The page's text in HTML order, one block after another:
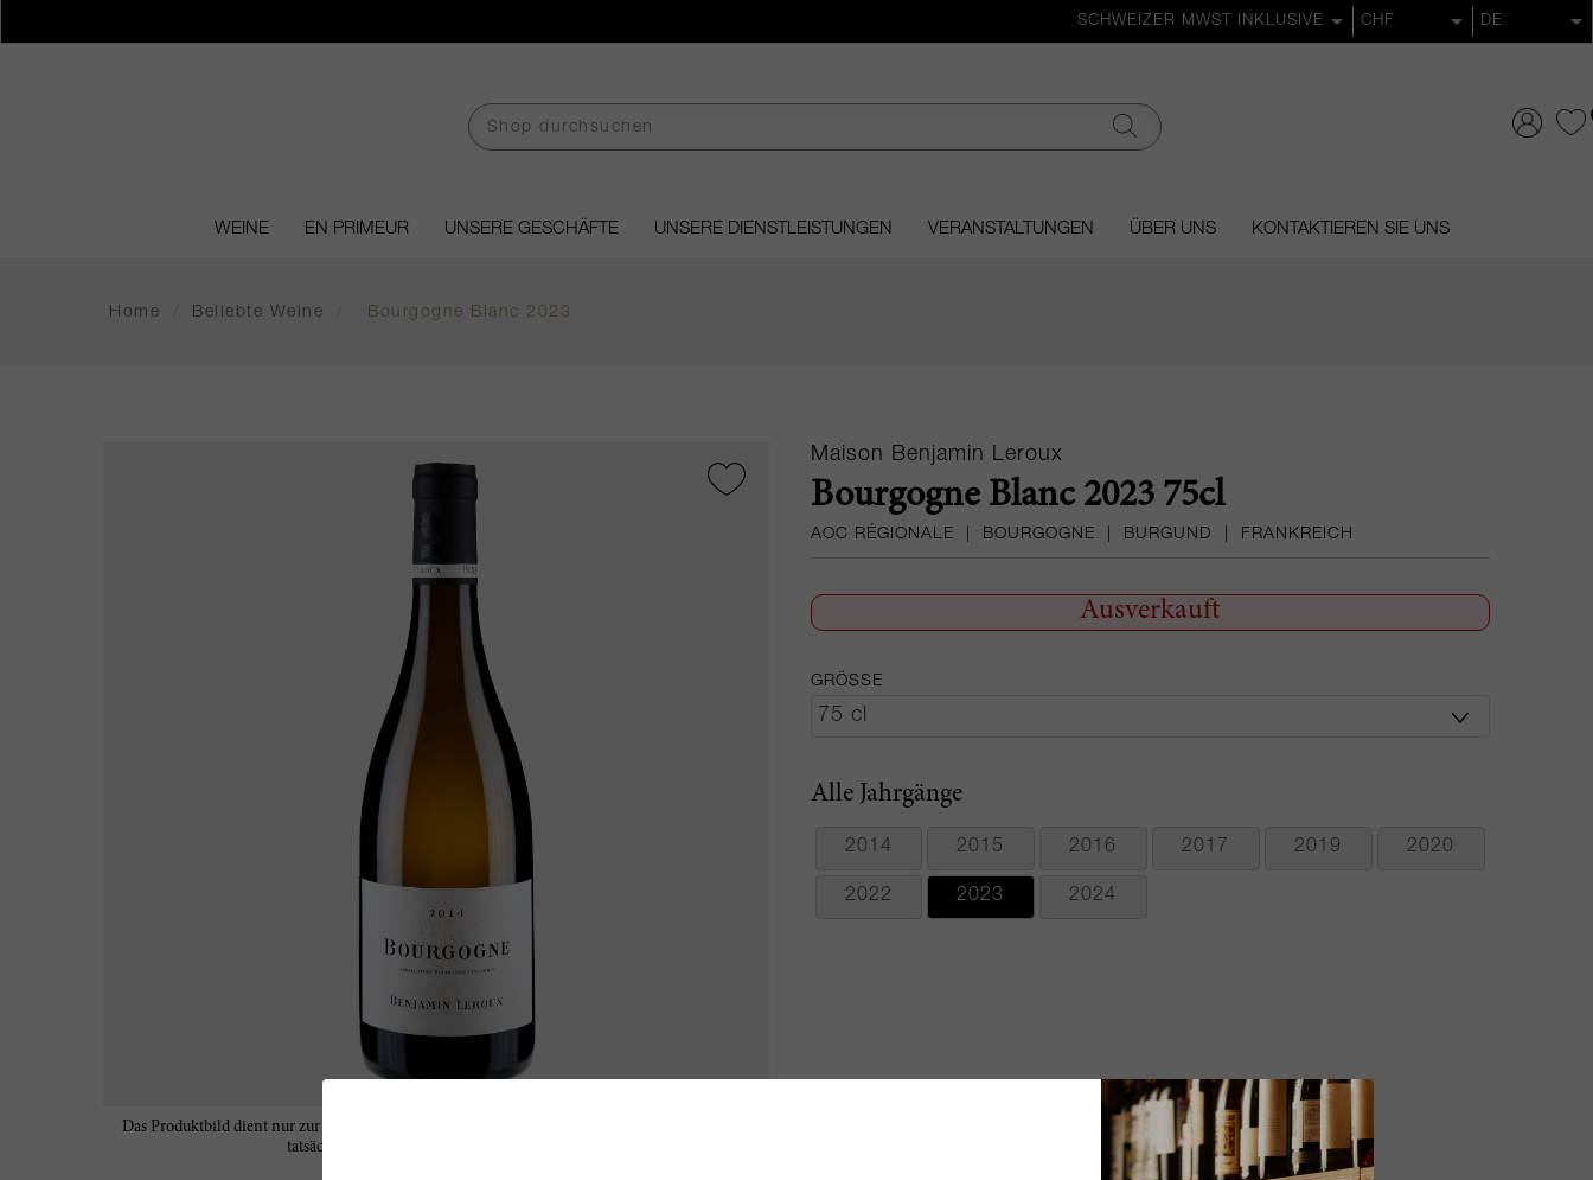
WEINE EN PRIMEUR UNSERE GESCHÄFTE UNSERE DIENSTLEISTUNGEN VERANSTALTUNGEN ÜBER UNS KONTAKTIEREN SIE UNS
Home Beliebte Weine Bourgogne Blanc 2023
Das Produktbild dient nur zur Veranschaulichung und spiegelt möglicherweise nicht genau die
tatsächlichen Eigenschaften des Weins wider.
Maison Benjamin Leroux
Bourgogne Blanc 2023 75cl
AOC RÉGIONALE BOURGOGNE BURGUND FRANKREICH
Ausverkauft
GRÖSSE
Alle Jahrgänge
2014 2015 2016 2017 2019 2020
2022 2023 2024